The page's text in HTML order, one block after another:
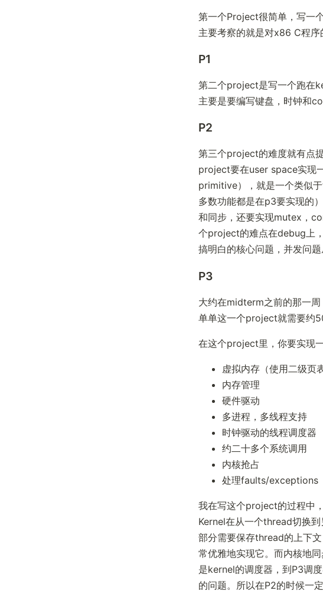
第一个Project很简单，写一
主要考察的就是对x86 C程
P1
第二个project是写一个跑在
主要是要编写键盘，时钟和
P2
第三个project的难度就有点
project要在user space实现
primitive），就是一个类似
多数功能都是在p3要实现的
和同步，还要实现mutex，
个project的难点在debug上
搞明白的核心问题，并发问
P3
大约在midterm之前的那一
单单这一个project就需要约
在这个project里，你要实现
虚拟内存（使用二级页表
内存管理
硬件驱动
多进程，多线程支持
时钟驱动的线程调度器
约二十多个系统调用
内核抢占
处理faults/exceptions
我在写这个project的过程中
Kernel在从一个thread切换
部分需要保存thread的上下
常优雅地实现它。而内核地
是kernel的调度器，到P3调
的问题。所以在P2的时候一